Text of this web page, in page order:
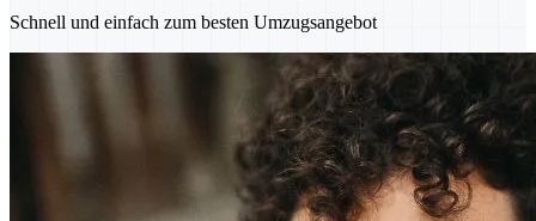
Schnell und einfach zum besten Umzugsangebot